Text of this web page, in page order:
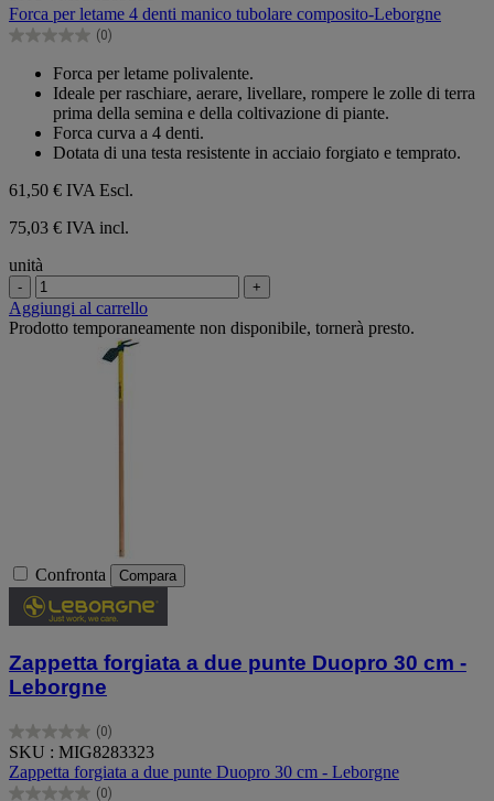
5
stelle.
Forca per letame 4 denti manico tubolare composito-Leborgne
(0)
0.0
Forca per letame polivalente.
Ideale per raschiare, aerare, livellare, rompere le zolle di terra
prima della semina e della coltivazione di piante.
Forca curva a 4 denti.
Dotata di una testa resistente in acciaio forgiato e temprato.
61,50 € IVA Escl.
75,03 € IVA incl.
unità
- +
Aggiungi al carrello
Prodotto temporaneamente non disponibile, tornerà presto.
Confronta Compara
Zappetta forgiata a due punte Duopro 30 cm -
Leborgne
(0)
0.0
su
5
SKU : MIG8283323
Zappetta forgiata a due punte Duopro 30 cm - Leborgne
(0)